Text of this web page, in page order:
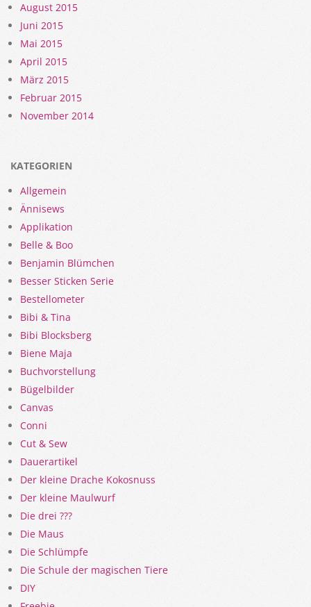
August 2015
Juni 2015
Mai 2015
April 2015
März 2015
Februar 2015
November 2014
KATEGORIEN
Allgemein
Ännisews
Applikation
Belle & Boo
Benjamin Blümchen
Besser Sticken Serie
Bestellometer
Bibi & Tina
Bibi Blocksberg
Biene Maja
Buchvorstellung
Bügelbilder
Canvas
Conni
Cut & Sew
Dauerartikel
Der kleine Drache Kokosnuss
Der kleine Maulwurf
Die drei ???
Die Maus
Die Schlümpfe
Die Schule der magischen Tiere
DIY